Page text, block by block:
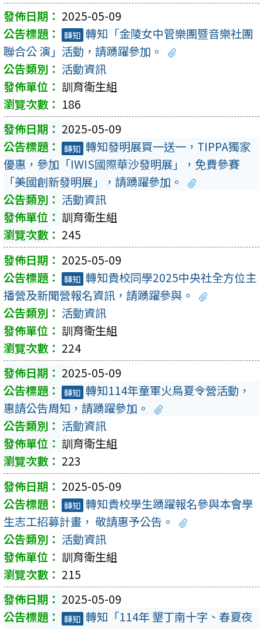
2025-05-09
轉知 轉知「金陵女中管樂團暨音樂社團
聯合公 演」活動，請踴躍參加。
活動資訊
訓育衛生組
186
2025-05-09
轉知 轉知發明展買一送一，TIPPA獨家
優惠，參加「IWIS國際華沙發明展」，免費參賽
「美國創新發明展」，請踴躍參加。
活動資訊
訓育衛生組
245
2025-05-09
轉知 轉知貴校同學2025中央社全方位主
播營及新聞營報名資訊，請踴躍參與。
活動資訊
訓育衛生組
224
2025-05-09
轉知 轉知114年童軍火鳥夏令營活動，
惠請公告周知，請踴躍參加。
活動資訊
訓育衛生組
223
2025-05-09
轉知 轉知貴校學生踴躍報名參與本會學
生志工招募計畫， 敬請惠予公告。
活動資訊
訓育衛生組
215
2025-05-09
轉知 轉知「114年 墾丁南十字、春夏夜